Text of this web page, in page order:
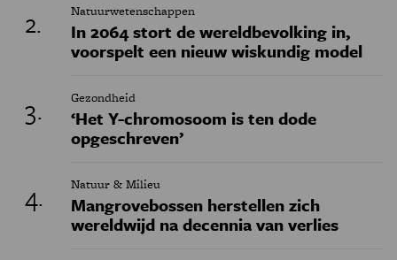
Natuurwetenschappen
In 2064 stort de wereldbevolking in,
voorspelt een nieuw wiskundig model
Gezondheid
‘Het Y-chromosoom is ten dode
opgeschreven’
Natuur & Milieu
Mangrovebossen herstellen zich
wereldwijd na decennia van verlies